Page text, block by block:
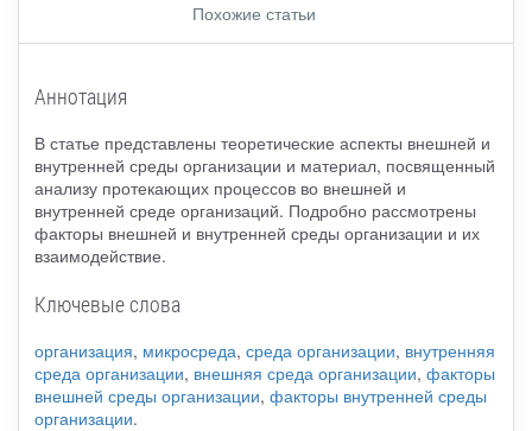
Похожие статьи
Аннотация
В статье представлены теоретические аспекты внешней и
внутренней среды организации и материал, посвященный
анализу протекающих процессов во внешней и
внутренней среде организаций. Подробно рассмотрены
факторы внешней и внутренней среды организации и их
взаимодействие.
Ключевые слова
организация, микросреда, среда организации, внутренняя
среда организации, внешняя среда организации, факторы
внешней среды организации, факторы внутренней среды
организации.